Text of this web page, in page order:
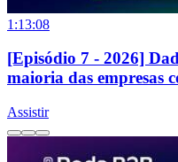
1:13:08
[Episódio 7 - 2026]
maioria das empresas
Assistir